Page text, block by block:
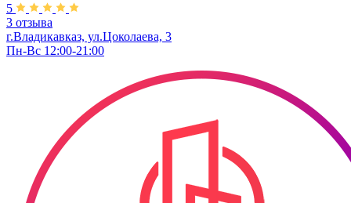
5
3 отзыва
г.Владикавказ, ул.Цоколаева, 3
Пн-Вс 12:00-21:00